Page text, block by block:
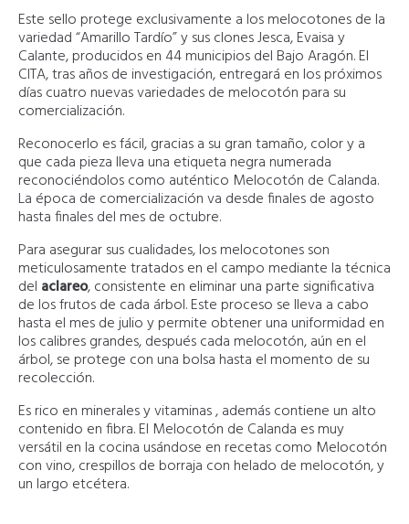
Este sello protege exclusivamente a los melocotones de la
variedad “Amarillo Tardío” y sus clones Jesca, Evaisa y
Calante, producidos en 44 municipios del Bajo Aragón. El
CITA, tras años de investigación, entregará en los próximos
días cuatro nuevas variedades de melocotón para su
comercialización.
Reconocerlo es fácil, gracias a su gran tamaño, color y a
que cada pieza lleva una etiqueta negra numerada
reconociéndolos como auténtico Melocotón de Calanda.
La época de comercialización va desde finales de agosto
hasta finales del mes de octubre.
Para asegurar sus cualidades, los melocotones son
meticulosamente tratados en el campo mediante la técnica
del aclareo, consistente en eliminar una parte significativa
de los frutos de cada árbol. Este proceso se lleva a cabo
hasta el mes de julio y permite obtener una uniformidad en
los calibres grandes, después cada melocotón, aún en el
árbol, se protege con una bolsa hasta el momento de su
recolección.
Es rico en minerales y vitaminas , además contiene un alto
contenido en fibra. El Melocotón de Calanda es muy
versátil en la cocina usándose en recetas como Melocotón
con vino, crespillos de borraja con helado de melocotón, y
un largo etcétera.